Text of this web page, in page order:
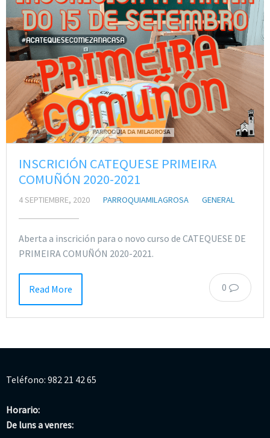
INSCRICIÓN CATEQUESE PRIMEIRA
COMUÑÓN 2020-2021
4 SEPTIEMBRE, 2020 PARROQUIAMILAGROSA GENERAL
Aberta a inscrición para o novo curso de CATEQUESE DE
PRIMEIRA COMUÑÓN 2020-2021.
0
Read More
Teléfono: 982 21 42 65
Horario:
De luns a venres: